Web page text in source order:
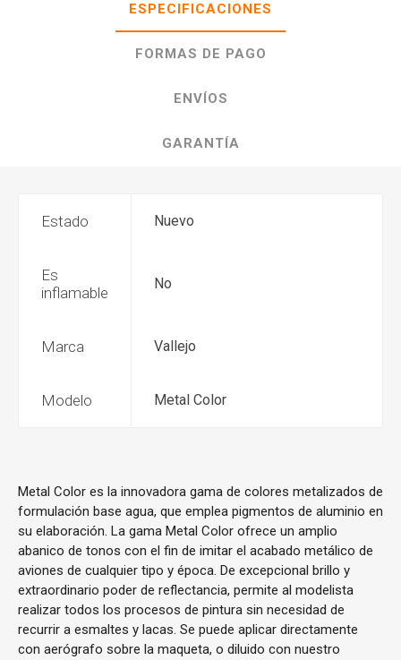
ESPECIFICACIONES
FORMAS DE PAGO
ENVÍOS
GARANTÍA
Estado Nuevo
Es
inflamable
No
Marca Vallejo
Modelo Metal Color
Metal Color es la innovadora gama de colores metalizados de
formulación base agua, que emplea pigmentos de aluminio en
su elaboración. La gama Metal Color ofrece un amplio
abanico de tonos con el fin de imitar el acabado metálico de
aviones de cualquier tipo y época. De excepcional brillo y
extraordinario poder de reflectancia, permite al modelista
realizar todos los procesos de pintura sin necesidad de
recurrir a esmaltes y lacas. Se puede aplicar directamente
con aerógrafo sobre la maqueta, o diluido con nuestro